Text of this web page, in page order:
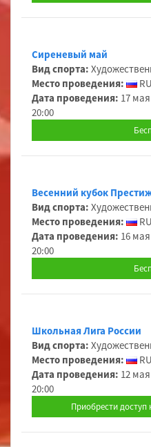
Сиреневый май
Вид спорта:
Место проведения:
Дата проведения: 17 мая
20:00
Весенний кубок
Вид спорта:
Место проведения:
Дата проведения: 16 мая
20:00
Школьная Лига России
Вид спорта:
Место проведения:
Дата проведения: 12 мая
20:00
Приобрести доступ